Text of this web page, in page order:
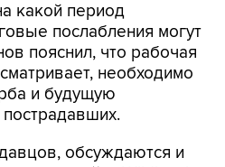
какой период
послабления могут
пояснил, что рабочая
необходимо
и будущую
обсуждаются и